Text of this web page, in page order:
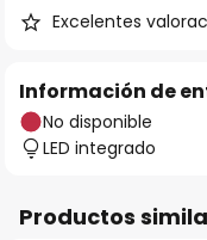
Excelentes
Información de
No disponible
LED integrado
Productos